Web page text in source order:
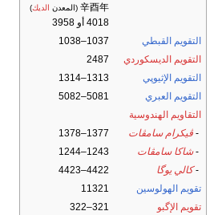
辛酉年 (المعدن الديك)
4018 أو 3958
التقويم القبطي
1037–1038
التقويم الديسكوردي
2487
التقويم الإثيوپي
1313–1314
التقويم العبري
5081–5082
التقاويم الهندوسية
- ڤيكرام سامڤات
1377–1378
-شاكا سامڤات
1243–1244
-كالي يوگا
4422–4423
تقويم الهولوسين
11321
تقويم الإگبو
321–322